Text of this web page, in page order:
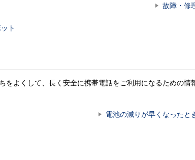
ト
故障・修
をよくして、長く安全に携帯電話をご利用になるための情
電池の減りが早くなったと